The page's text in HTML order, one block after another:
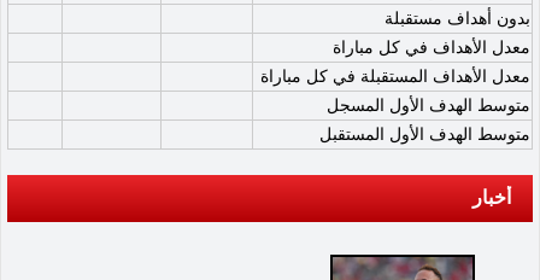
بدون أهداف مستقبلة
معدل الأهداف في كل مباراة
معدل الأهداف المستقبلة في كل مباراة
متوسط الهدف الأول المسجل
متوسط الهدف الأول المستقبل
أخبار